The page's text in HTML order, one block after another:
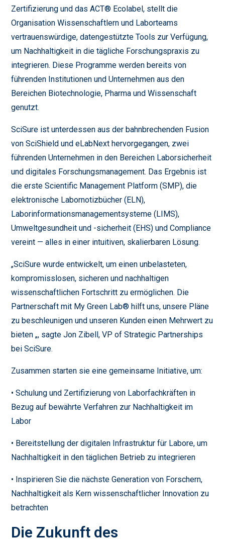
Zertifizierung und das ACT® Ecolabel, stellt die
Organisation Wissenschaftlern und Laborteams
vertrauenswürdige, datengestützte Tools zur Verfügung,
um Nachhaltigkeit in die tägliche Forschungspraxis zu
integrieren. Diese Programme werden bereits von
führenden Institutionen und Unternehmen aus den
Bereichen Biotechnologie, Pharma und Wissenschaft
genutzt.
SciSure ist unterdessen aus der bahnbrechenden Fusion
von SciShield und eLabNext hervorgegangen, zwei
führenden Unternehmen in den Bereichen Laborsicherheit
und digitales Forschungsmanagement. Das Ergebnis ist
die erste Scientific Management Platform (SMP), die
elektronische Labornotizbücher (ELN),
Laborinformationsmanagementsysteme (LIMS),
Umweltgesundheit und -sicherheit (EHS) und Compliance
vereint — alles in einer intuitiven, skalierbaren Lösung.
„SciSure wurde entwickelt, um einen unbelasteten,
kompromisslosen, sicheren und nachhaltigen
wissenschaftlichen Fortschritt zu ermöglichen. Die
Partnerschaft mit My Green Lab® hilft uns, unsere Pläne
zu beschleunigen und unseren Kunden einen Mehrwert zu
bieten „, sagte Jon Zibell, VP of Strategic Partnerships
bei SciSure.
Zusammen starten sie eine gemeinsame Initiative, um:
• Schulung und Zertifizierung von Laborfachkräften in
Bezug auf bewährte Verfahren zur Nachhaltigkeit im
Labor
• Bereitstellung der digitalen Infrastruktur für Labore, um
Nachhaltigkeit in den täglichen Betrieb zu integrieren
• Inspirieren Sie die nächste Generation von Forschern,
Nachhaltigkeit als Kern wissenschaftlicher Innovation zu
betrachten
Die Zukunft des